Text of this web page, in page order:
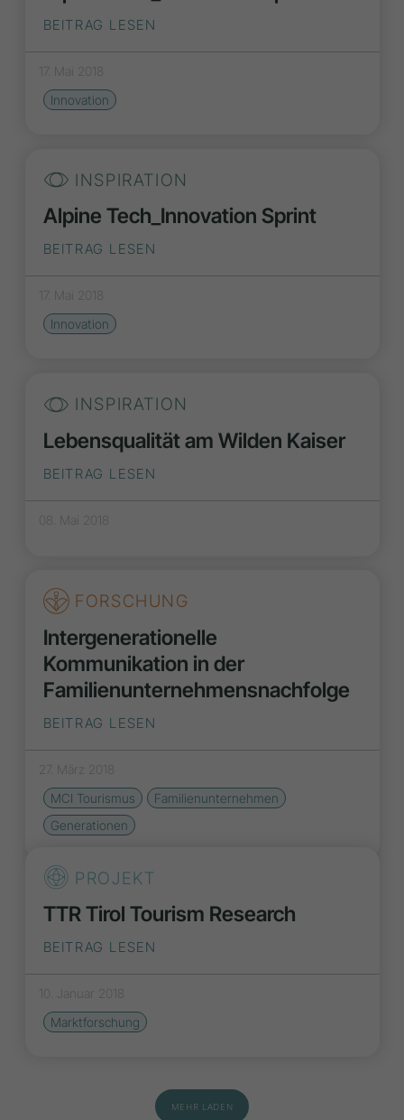
BEITRAG LESEN
17. Mai 2018
Innovation
INSPIRATION
Alpine Tech_Innovation Sprint
BEITRAG LESEN
17. Mai 2018
Innovation
INSPIRATION
Lebensqualität am Wilden Kaiser
BEITRAG LESEN
08. Mai 2018
FORSCHUNG
Intergenerationelle
Kommunikation in der
Familienunternehmensnachfolge
BEITRAG LESEN
27. März 2018
MCI Tourismus
Familienunternehmen
Generationen
PROJEKT
TTR Tirol Tourism Research
BEITRAG LESEN
10. Januar 2018
Marktforschung
MEHR LADEN